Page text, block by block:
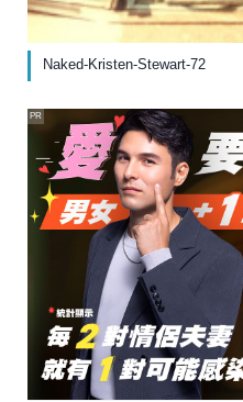
Naked-Kristen-Stewart-72
PR